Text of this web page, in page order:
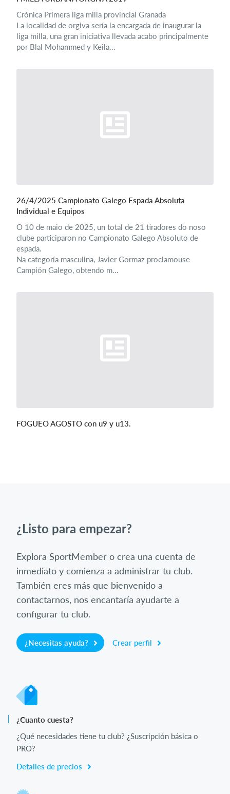
Crónica Primera liga milla provincial Granada
La localidad de orgiva sería la encargada de inaugurar la
liga milla, una gran iniciativa llevada acabo principalmente
por Blal Mohammed y Keila...
26/4/2025 Campionato Galego Espada Absoluta
Individual e Equipos
O 10 de maio de 2025, un total de 21 tiradores do noso
clube participaron no Campionato Galego Absoluto de
espada.
Na categoría masculina, Javier Gormaz proclamouse
Campión Galego, obtendo m...
FOGUEO AGOSTO con u9 y u13.
¿Listo para empezar?
Explora SportMember o crea una cuenta de
inmediato y comienza a administrar tu club.
También eres más que bienvenido a
contactarnos, nos encantaría ayudarte a
configurar tu club.
¿Necesitas ayuda? Crear perfil
¿Cuanto cuesta?
¿Qué necesidades tiene tu club? ¿Suscripción básica o
PRO?
Detalles de precios